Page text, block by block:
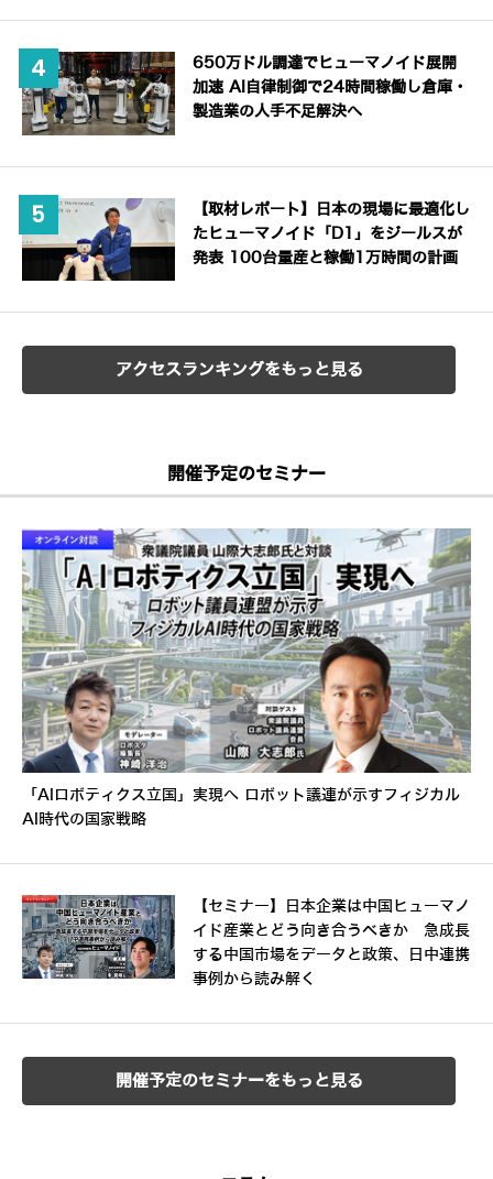
650万ドル調達でヒューマノイド展開
加速 AI自律制御で24時間稼働し倉庫・
製造業の人手不足解決へ
【取材レポート】日本の現場に最適化し
たヒューマノイド「D1」をジールスが
発表 100台量産と稼働1万時間の計画
アクセスランキングをもっと見る
開催予定のセミナー
「AIロボティクス立国」実現へ ロボット議連が示すフィジカル
AI時代の国家戦略
【セミナー】日本企業は中国ヒューマノ
イド産業とどう向き合うべきか 急成長
する中国市場をデータと政策、日中連携
事例から読み解く
開催予定のセミナーをもっと見る